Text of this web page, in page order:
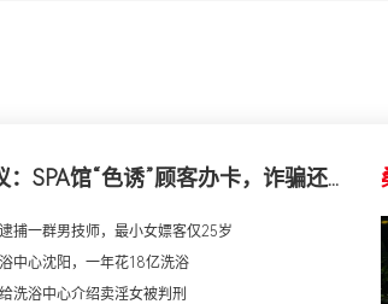
SPA馆“色诱”顾客办卡，诈骗还...
捕一群男技师，最小女嫖客仅25岁
中心沈阳，一年花18亿洗浴
洗浴中心介绍卖淫女被判刑